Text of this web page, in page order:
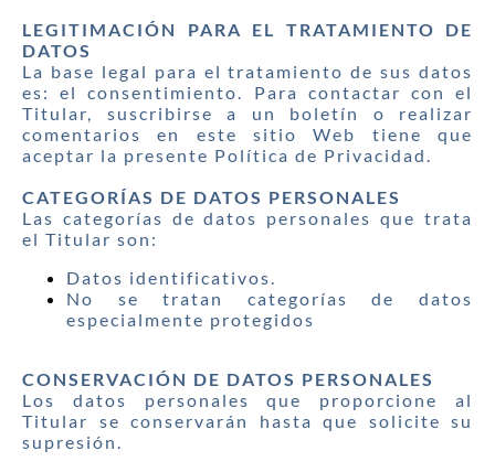
LEGITIMACIÓN PARA EL TRATAMIENTO DE
DATOS
La base legal para el tratamiento de sus datos
es: el consentimiento. Para contactar con el
Titular, suscribirse a un boletín o realizar
comentarios en este sitio Web tiene que
aceptar la presente Política de Privacidad.
CATEGORÍAS DE DATOS PERSONALES
Las categorías de datos personales que trata
el Titular son:
Datos identificativos.
No se tratan categorías de datos
especialmente protegidos
CONSERVACIÓN DE DATOS PERSONALES
Los datos personales que proporcione al
Titular se conservarán hasta que solicite su
supresión.